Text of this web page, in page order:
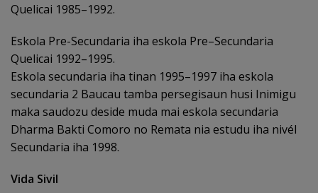
Quelicai 1985–1992.
Eskola Pre-Secundaria iha eskola Pre–Secundaria
Quelicai 1992–1995.
Eskola secundaria iha tinan 1995–1997 iha eskola
secundaria 2 Baucau tamba persegisaun husi Inimigu
maka saudozu deside muda mai eskola secundaria
Dharma Bakti Comoro no Remata nia estudu iha nivél
Secundaria iha 1998.
Vida Sivil